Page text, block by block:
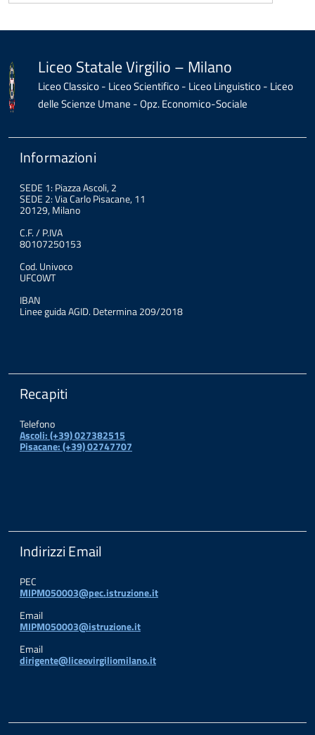
all'inizio
contenutoLiceo Statale Virgilio – Milano
Liceo Classico - Liceo Scientifico - Liceo Linguistico - Liceo
delle Scienze Umane - Opz. Economico-Sociale
Informazioni
SEDE 1: Piazza Ascoli, 2
SEDE 2: Via Carlo Pisacane, 11
20129, Milano
C.F. / P.IVA
80107250153
Cod. Univoco
UFC0WT
IBAN
Linee guida AGID. Determina 209/2018
Recapiti
Telefono
Ascoli: (+39) 027382515
Pisacane: (+39) 02747707
Indirizzi Email
PEC
MIPM050003@pec.istruzione.it
Email
MIPM050003@istruzione.it
Email
dirigente@liceovirgiliomilano.it